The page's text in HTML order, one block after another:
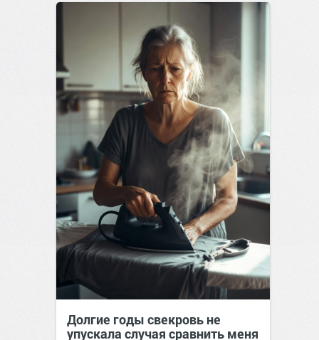
Долгие годы свекровь не
упускала случая сравнить меня